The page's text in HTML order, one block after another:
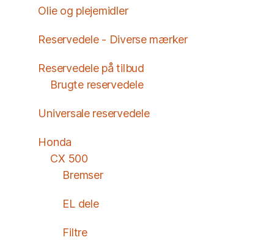
Olie og plejemidler
Reservedele - Diverse mærker
Reservedele på tilbud
Brugte reservedele
Universale reservedele
Honda
CX 500
Bremser
EL dele
Filtre